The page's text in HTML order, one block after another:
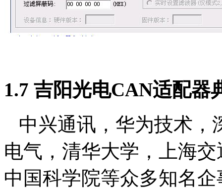
1.7 吉阳光电CAN适配器
中兴通讯，华为技术，
电气，清华大学，上海
中国科学院等众多知名